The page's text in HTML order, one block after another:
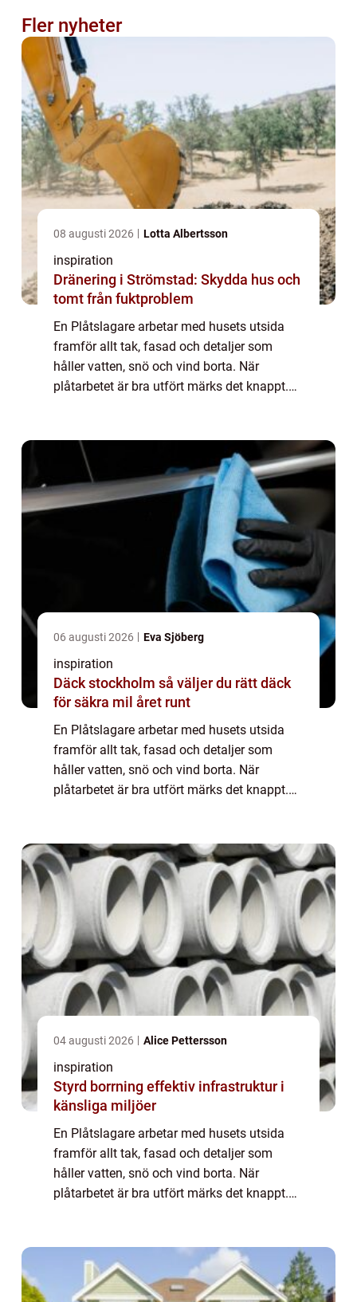
Fler nyheter
08 augusti 2026 Lotta Albertsson
inspiration
Dränering i Strömstad: Skydda hus och
tomt från fuktproblem
En Plåtslagare arbetar med husets utsida
framför allt tak, fasad och detaljer som
håller vatten, snö och vind borta. När
plåtarbetet är bra utfört märks det knappt.
06 augusti 2026 Eva Sjöberg
inspiration
Däck stockholm så väljer du rätt däck
för säkra mil året runt
En Plåtslagare arbetar med husets utsida
framför allt tak, fasad och detaljer som
håller vatten, snö och vind borta. När
plåtarbetet är bra utfört märks det knappt.
04 augusti 2026 Alice Pettersson
inspiration
Styrd borrning effektiv infrastruktur i
känsliga miljöer
En Plåtslagare arbetar med husets utsida
framför allt tak, fasad och detaljer som
håller vatten, snö och vind borta. När
plåtarbetet är bra utfört märks det knappt.